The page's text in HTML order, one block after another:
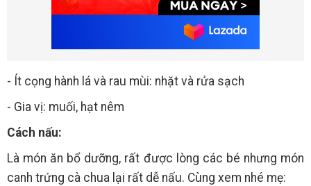
- Ít cọng hành lá và rau mùi: nhặt và rửa sạch
- Gia vị: muối, hạt nêm
Cách nấu:
Là món ăn bổ dưỡng, rất được lòng các bé nhưng món
canh trứng cà chua lại rất dễ nấu. Cùng xem nhé mẹ: